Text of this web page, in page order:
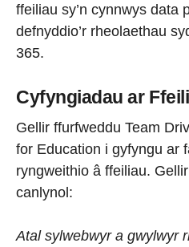
ffeiliau sy’n cynnwys data
defnyddio’r rheolaethau
365.
Cyfyngiadau ar
Gellir ffurfweddu Team
for Education i gyfyngu ar
ryngweithio â ffeiliau.
canlynol:
Atal sylwebwyr a gwylwyr